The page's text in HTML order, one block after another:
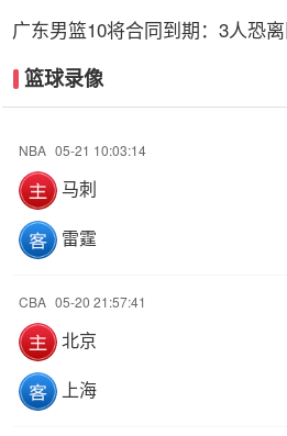
广东男篮10将合同到期：3人恐
篮球录像
NBA 05-21 10:03:14
马刺
雷霆
CBA 05-20 21:57:41
北京
上海